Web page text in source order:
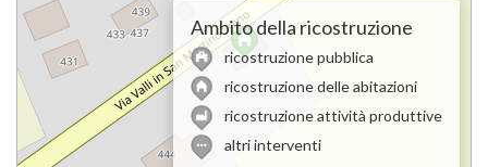
Ambito della ricostruzione
ricostruzione pubblica
ricostruzione delle abitazioni
ricostruzione attività produttive
altri interventi